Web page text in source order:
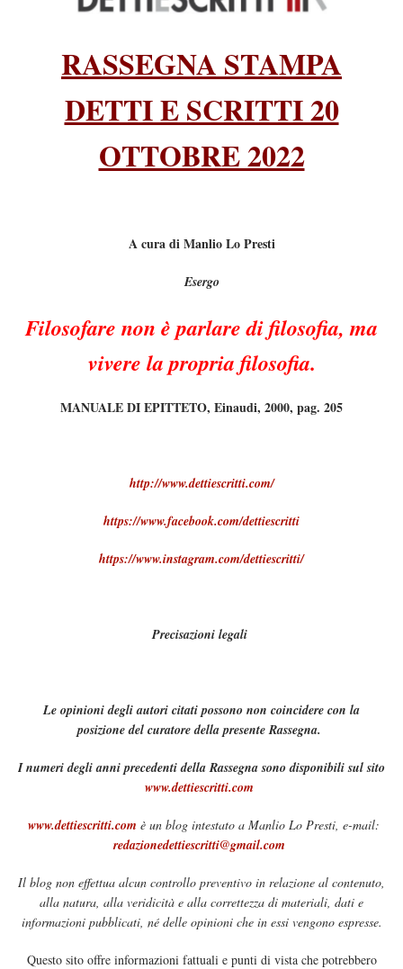
RASSEGNA STAMPA
DETTI E SCRITTI 20
OTTOBRE 2022
A cura di Manlio Lo Presti
Esergo
Filosofare non è parlare di filosofia, ma
vivere la propria filosofia.
MANUALE DI EPITTETO, Einaudi, 2000, pag. 205
http://www.dettiescritti.com/
https://www.facebook.com/dettiescritti
https://www.instagram.com/dettiescritti/
Precisazioni legali
Le opinioni degli autori citati possono non coincidere con la
posizione del curatore della presente Rassegna.
I numeri degli anni precedenti della Rassegna sono disponibili sul sito
www.dettiescritti.com
www.dettiescritti.com è un blog intestato a Manlio Lo Presti, e-mail:
redazionedettiescritti@gmail.com
Il blog non effettua alcun controllo preventivo in relazione al contenuto,
alla natura, alla veridicità e alla correttezza di materiali, dati e
informazioni pubblicati, né delle opinioni che in essi vengono espresse.
Questo sito offre informazioni fattuali e punti di vista che potrebbero